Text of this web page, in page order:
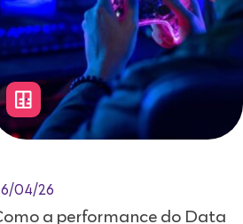
04/26
a performance do Data